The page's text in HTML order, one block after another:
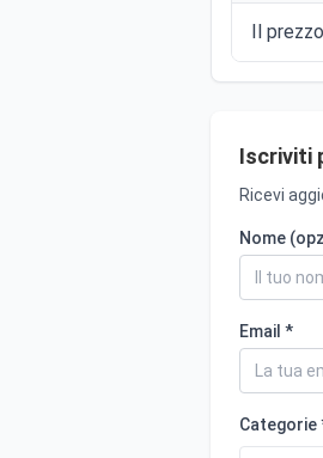
Il
Iscriviti
Ricevi
Nome
Email *
Categorie